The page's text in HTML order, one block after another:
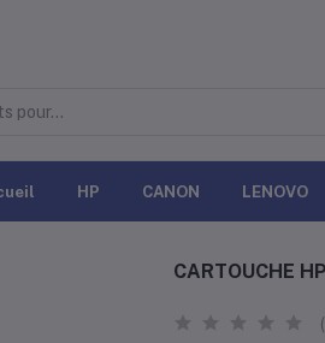
HP CANON LENOVO
CARTOUCHE